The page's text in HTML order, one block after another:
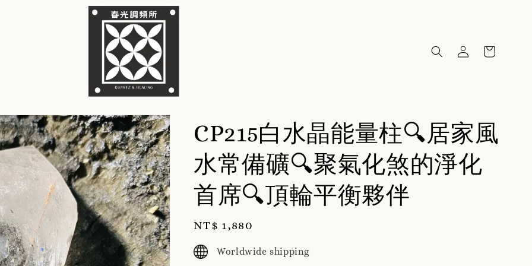
CP215白水晶能量柱🔍居家風
水常備礦🔍聚氣化煞的淨化
首席🔍頂輪平衡夥伴
Regular
price
NT$ 1,880
Worldwide shipping